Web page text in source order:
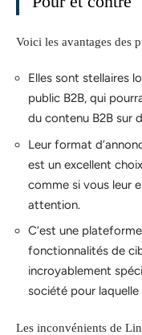
Voici les avantages des
Elles sont stellaires
public B2B, qui
du contenu B2B sur
Leur format
est un excellent
comme si vous leur
attention.
C’est une
fonctionnalités de
incroyablement
société pour
Les inconvénients de